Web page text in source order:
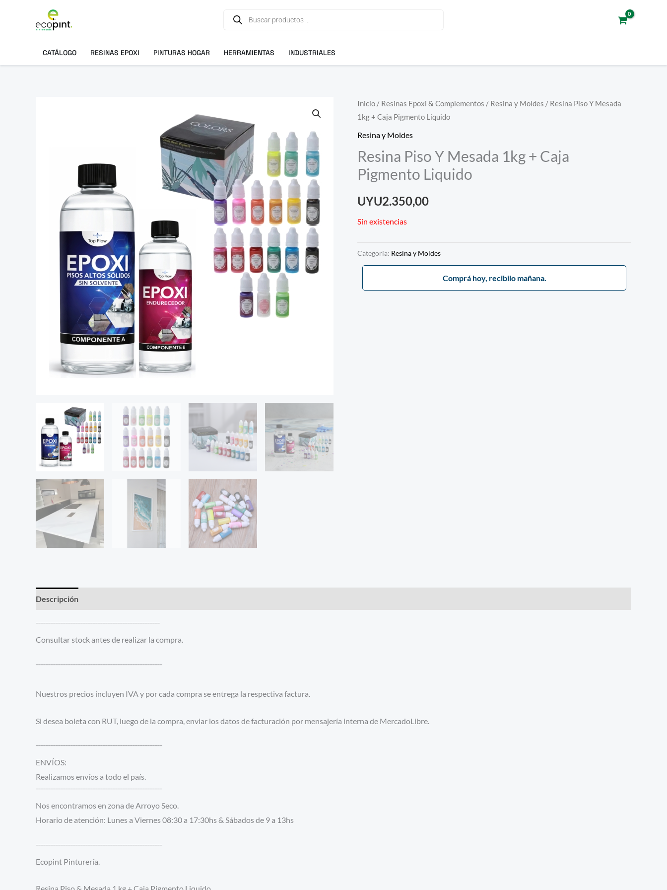
productos
CATÁLOGO RESINAS EPOXI PINTURAS HOGAR HERRAMIENTAS INDUSTRIALES
Inicio / Resinas Epoxi & Complementos / Resina y Moldes / Resina Piso Y Mesada
1kg + Caja Pigmento Liquido
Resina y Moldes
Resina Piso Y Mesada 1kg + Caja
Pigmento Liquido
UYU2.350,00
Sin existencias
Categoría: Resina y Moldes
Comprá hoy, recibilo mañana.
Descripción
¯¯¯¯¯¯¯¯¯¯¯¯¯¯¯¯¯¯¯¯¯¯¯¯¯¯¯¯¯¯¯¯¯¯¯¯¯¯¯¯¯¯¯¯¯¯¯¯¯¯
Consultar stock antes de realizar la compra.
¯¯¯¯¯¯¯¯¯¯¯¯¯¯¯¯¯¯¯¯¯¯¯¯¯¯¯¯¯¯¯¯¯¯¯¯¯¯¯¯¯¯¯¯¯¯¯¯¯¯¯
Nuestros precios incluyen IVA y por cada compra se entrega la respectiva factura.
Si desea boleta con RUT, luego de la compra, enviar los datos de facturación por mensajería interna de MercadoLibre.
¯¯¯¯¯¯¯¯¯¯¯¯¯¯¯¯¯¯¯¯¯¯¯¯¯¯¯¯¯¯¯¯¯¯¯¯¯¯¯¯¯¯¯¯¯¯¯¯¯¯¯
ENVÍOS:
Realizamos envíos a todo el país.
¯¯¯¯¯¯¯¯¯¯¯¯¯¯¯¯¯¯¯¯¯¯¯¯¯¯¯¯¯¯¯¯¯¯¯¯¯¯¯¯¯¯¯¯¯¯¯¯¯¯¯
Nos encontramos en zona de Arroyo Seco.
Horario de atención: Lunes a Viernes 08:30 a 17:30hs & Sábados de 9 a 13hs
¯¯¯¯¯¯¯¯¯¯¯¯¯¯¯¯¯¯¯¯¯¯¯¯¯¯¯¯¯¯¯¯¯¯¯¯¯¯¯¯¯¯¯¯¯¯¯¯¯¯¯
Ecopint Pinturería.